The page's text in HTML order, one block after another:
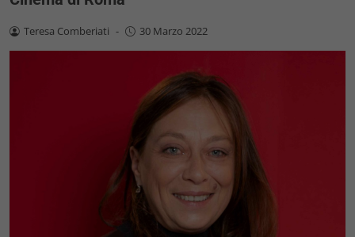
Teresa Comberiati - 30 Marzo 2022